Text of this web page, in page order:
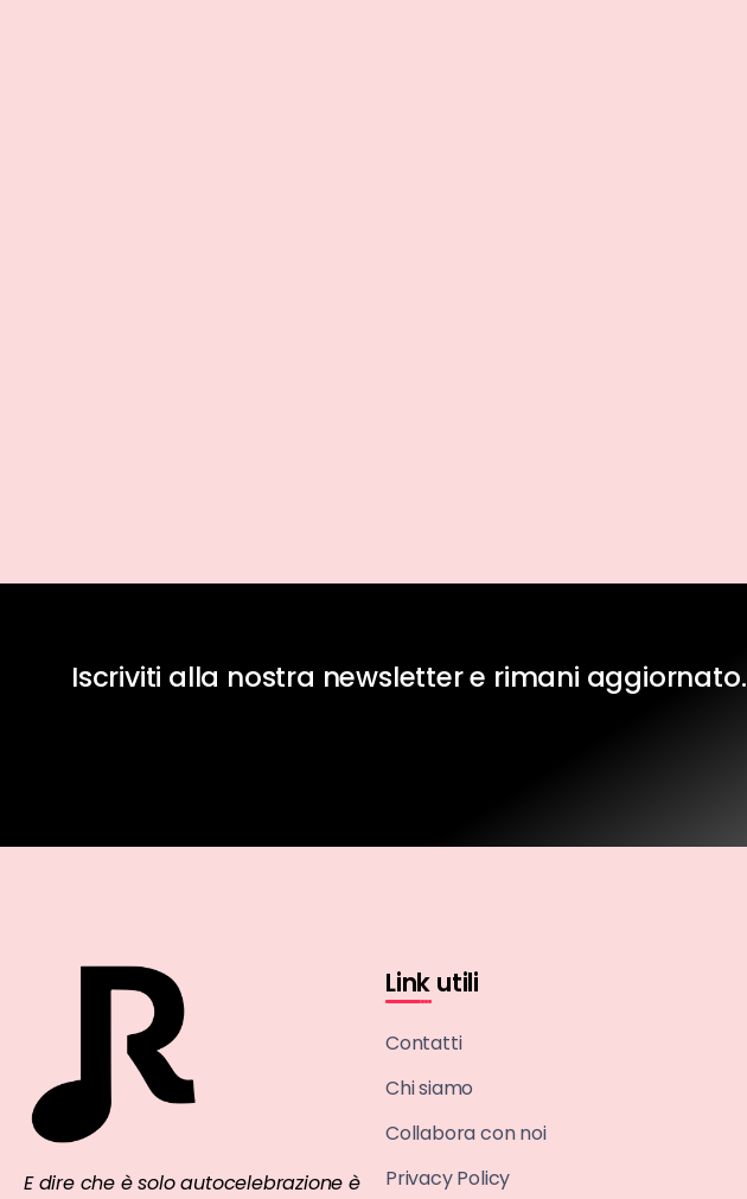
Iscriviti alla nostra newsletter e rimani aggiornato.
E dire che è solo autocelebrazione è
Link utili
Contatti
Chi siamo
Collabora con noi
Privacy Policy